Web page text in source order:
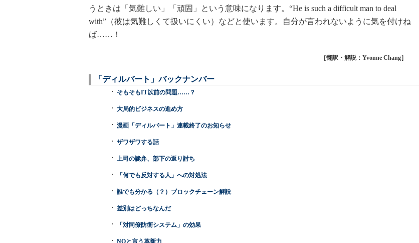
うときは「気難しい」「頑固」という意味になります。“He is such a difficult man to deal
with”（彼は気難しくて扱いにくい）などと使います。自分が言われないように気を付けね
ば……！
［翻訳・解説：Yvonne Chang］
「ディルバート」バックナンバー
そもそもIT以前の問題……？
大局的ビジネスの進め方
漫画「ディルバート」連載終了のお知らせ
ザワザワする話
上司の詭弁、部下の返り討ち
「何でも反対する人」への対処法
誰でも分かる（？）ブロックチェーン解説
差別はどっちなんだ
「対同僚防衛システム」の効果
NOと言う革新力